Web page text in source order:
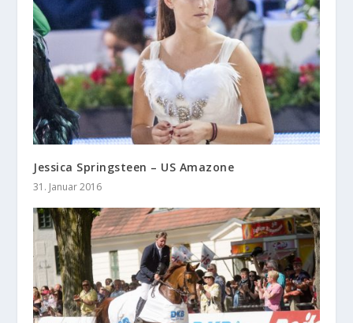
Jessica Springsteen – US Amazone
31. Januar 2016